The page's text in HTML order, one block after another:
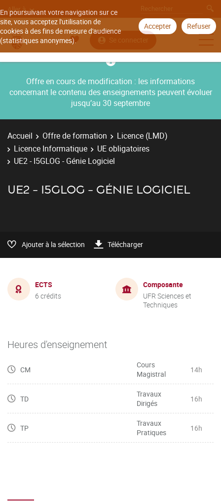
En poursuivant votre navigation sur ce
site, vous acceptez l'utilisation de
cookies à des fins de mesure d'audience
(statistiques anonymes).
Accepter Refuser
Aller à
Se connecter
Offre en cours de modification : les informations
concernant le contenu des enseignements peuvent évoluer
jusqu’au 30 septembre
Accueil Offre de formation
Licence (LMD)
Licence Informatique
UE obligatoires
UE2 - I5GLOG - Génie Logiciel
UE2 - I5GLOG - GÉNIE LOGICIEL
Ajouter à la sélection Télécharger
ECTS
6 crédits
Composante
UFR Sciences et
Techniques
Heures d'enseignement
CM
Cours
Magistral
14h
TD
Travaux
Dirigés
16h
TP
Travaux
Pratiques
16h